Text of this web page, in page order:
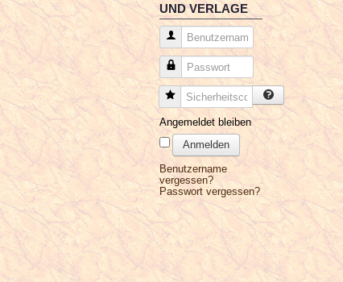
UND VERLAGE
Benutzername
Passwort
Sicherheitscode
Angemeldet bleiben
Anmelden
Benutzername
vergessen?
Passwort vergessen?